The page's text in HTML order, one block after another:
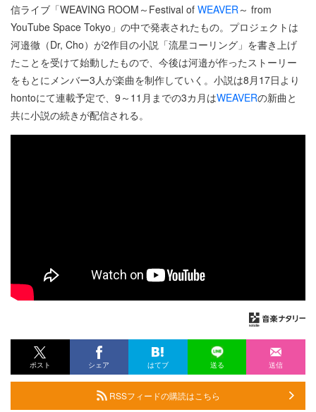
信ライブ「WEAVING ROOM～Festival of WEAVER ～ from
YouTube Space Tokyo」の中で発表されたもの。プロジェクトは
河邉徹（Dr, Cho）が2作目の小説「流星コーリング」を書き上げ
たことを受けて始動したもので、今後は河邉が作ったストーリー
をもとにメンバー3人が楽曲を制作していく。小説は8月17日より
hontoにて連載予定で、9～11月までの3カ月はWEAVERの新曲と
共に小説の続きが配信される。
ポスト シェア はてブ 送る 送信
RSSフィードの購読はこちら